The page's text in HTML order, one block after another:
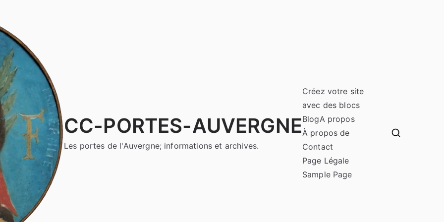
CC-PORTES-AUVERGNE
Les portes de l'Auvergne; informations et archives.
Créez votre site
avec des blocs
BlogA propos
À propos de
Contact
Page Légale
Sample Page